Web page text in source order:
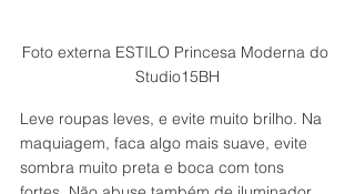
Foto externa ESTILO Princesa Moderna do
Studio15BH
Leve roupas leves, e evite muito brilho. Na
maquiagem, faca algo mais suave, evite
sombra muito preta e boca com tons